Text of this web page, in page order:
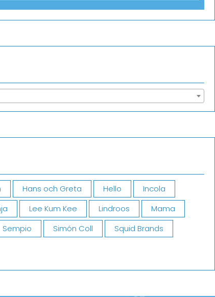
Hans och Greta Hello
Incola
Lee Kum Kee Lindroos
Mama
Sempio Simón Coll
Squid Brands